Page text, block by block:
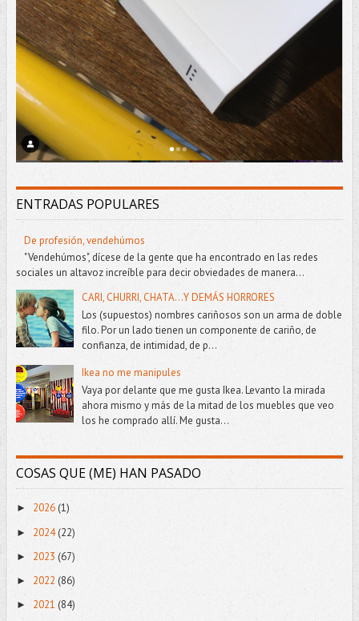
ENTRADAS POPULARES
De profesión, vendehúmos
"Vendehúmos", dícese de la gente que ha encontrado en las redes
sociales un altavoz increíble para decir obviedades de manera...
CARI, CHURRI, CHATA...Y DEMÁS HORRORES
Los (supuestos) nombres cariñosos son un arma de doble
filo. Por un lado tienen un componente de cariño, de
confianza, de intimidad, de p...
Ikea no me manipules
Vaya por delante que me gusta Ikea. Levanto la mirada
ahora mismo y más de la mitad de los muebles que veo
los he comprado allí. Me gusta...
COSAS QUE (ME) HAN PASADO
► 2026 (1)
► 2024(22)
► 2023 (67)
► 2022 (86)
► 2021 (84)